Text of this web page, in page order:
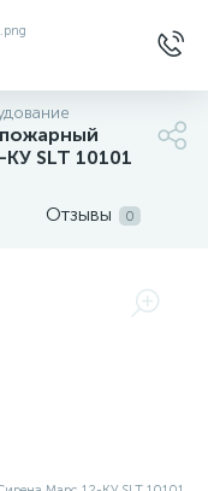
SLT 10101
Отзывы 0